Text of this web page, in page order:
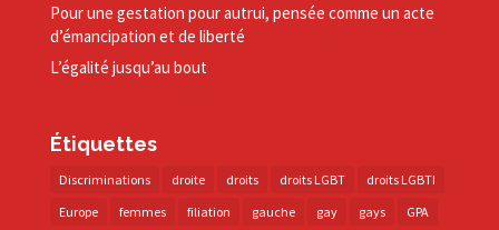
Pour une gestation pour autrui, pensée comme un acte
d’émancipation et de liberté
L’égalité jusqu’au bout
Étiquettes
Discriminations droite droits droits LGBT
droits LGBTI
Europe
femmes filiation gauche gay gays GPA